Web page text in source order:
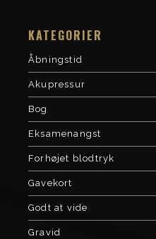
KATEGORIER
Åbningstid
Akupressur
Bog
Eksamenangst
Forhøjet blodtryk
Gavekort
Godt at vide
Gravid